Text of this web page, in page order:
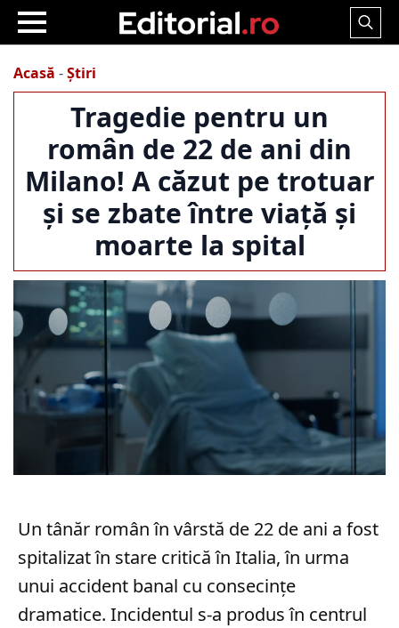
Search
Acasă -Știri
Tragedie pentru un
român de 22 de ani din
Milano! A căzut pe trotuar
și se zbate între viață și
moarte la spital
Un tânăr român în vârstă de 22 de ani a fost
spitalizat în stare critică în Italia, în urma
unui accident banal cu consecințe
dramatice. Incidentul s-a produs în centrul